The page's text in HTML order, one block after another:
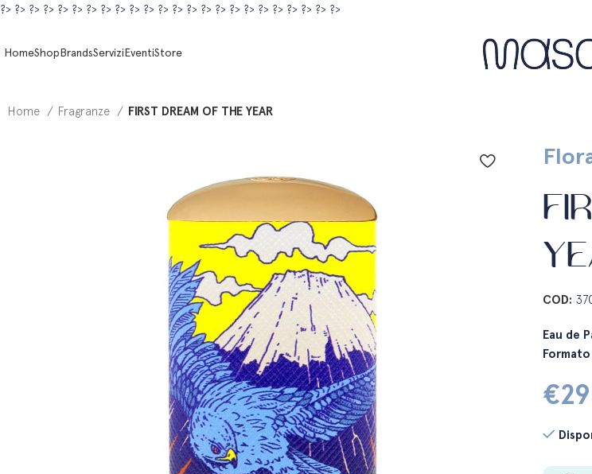
?> ?> ?> ?> ?> ?> ?> ?> ?> ?> ?> ?> ?> ?> ?> ?> ?> ?> ?> ?> ?> ?> ?> ?>
HomeShopBrandsServiziEventiStore
Home Fragranze FIRST DREAM OF THE YEAR
COD:
Eau de
€